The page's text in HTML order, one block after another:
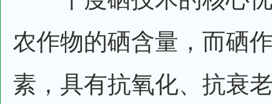
农作物的硒含量，而硒
素，具有抗氧化、抗衰